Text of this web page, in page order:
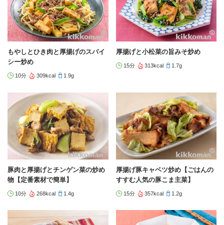
もやしとひき肉と厚揚げのスパイ
シー炒め
10分 309kcal 1.9g
厚揚げと小松菜の旨みそ炒め
15分 313kcal 1.7g
豚肉と厚揚げとチンゲン菜の炒め
物【定番素材で簡単】
10分 268kcal 1.4g
厚揚げ豚キャベツ炒め【ごはんの
すすむ人気の豚こま主菜】
15分 357kcal 1.2g